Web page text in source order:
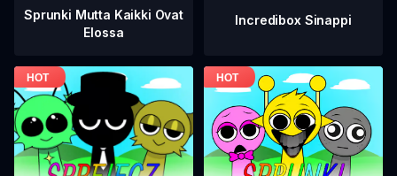
Sprunki Mutta Kaikki Ovat
Elossa
Incredibox Sinappi